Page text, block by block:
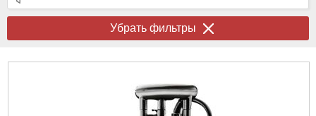
Убрать фильтры